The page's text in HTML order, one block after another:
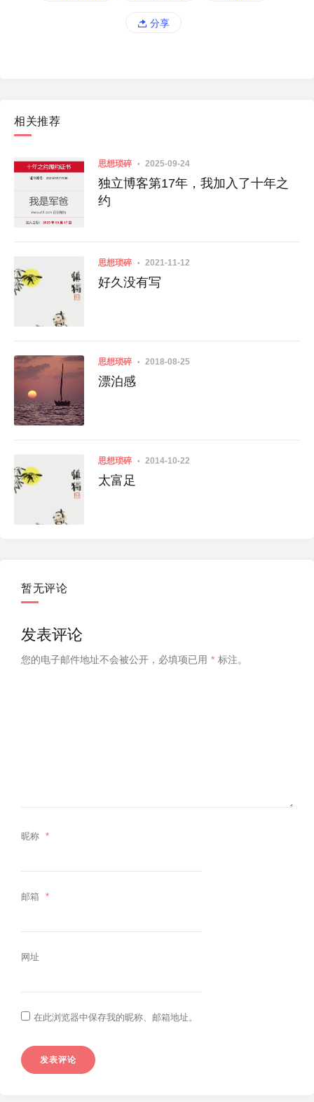
分享
相关推荐
思想琐碎 2025-09-24
独立博客第17年，我加入了十年之
约
思想琐碎 2021-11-12
好久没有写
思想琐碎 2018-08-25
漂泊感
思想琐碎 2014-10-22
太富足
暂无评论
发表评论
您的电子邮件地址不会被公开， 必填项已用 * 标注。
昵称 *
邮箱 *
网址
在此浏览器中保存我的昵称、邮箱地址。